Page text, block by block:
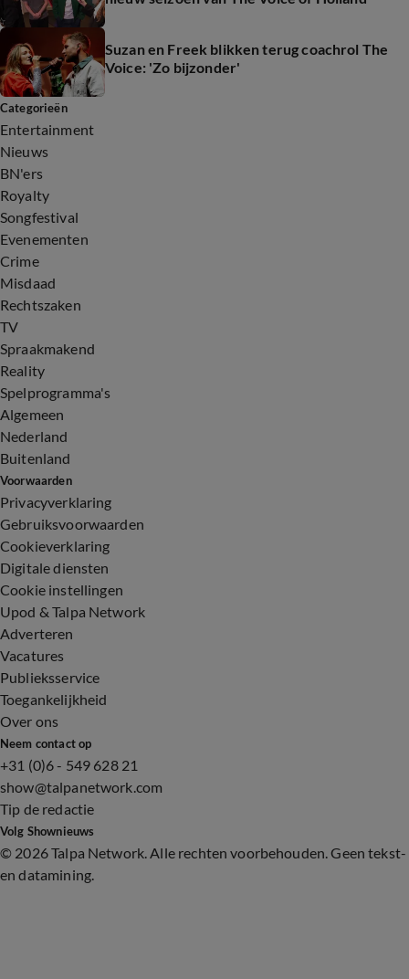
Suzan en Freek blikken terug coachrol The
Voice: 'Zo bijzonder'
Categorieën
Entertainment
Nieuws
BN'ers
Royalty
Songfestival
Evenementen
Crime
Misdaad
Rechtszaken
TV
Spraakmakend
Reality
Spelprogramma's
Algemeen
Nederland
Buitenland
Voorwaarden
Privacyverklaring
Gebruiksvoorwaarden
Cookieverklaring
Digitale diensten
Cookie instellingen
Upod & Talpa Network
Adverteren
Vacatures
Publieksservice
Toegankelijkheid
Over ons
Neem contact op
+31 (0)6 - 549 628 21
show@talpanetwork.com
Tip de redactie
Volg Shownieuws
© 2026 Talpa Network. Alle rechten voorbehouden. Geen tekst-
en datamining.